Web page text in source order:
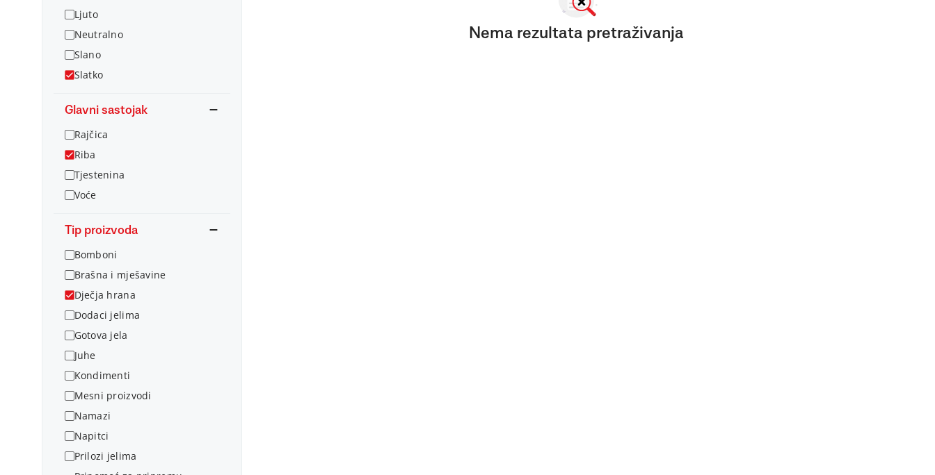
Ljuto
Neutralno
Slano
Slatko
Glavni sastojak
Rajčica
Riba
Tjestenina
Voće
Tip proizvoda
Bomboni
Brašna i mješavine
Dječja hrana
Dodaci jelima
Gotova jela
Juhe
Kondimenti
Mesni proizvodi
Namazi
Napitci
Prilozi jelima
Nema rezultata pretraživanja